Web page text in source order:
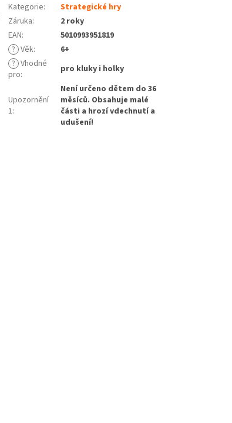
Kategorie:
Strategické hry
Záruka:
2 roky
EAN:
5010993951819
? Věk:
6+
? Vhodné
pro: pro kluky i holky
Upozornění
1:
Není určeno dětem do 36
měsíců. Obsahuje malé
části a hrozí vdechnutí a
udušení!